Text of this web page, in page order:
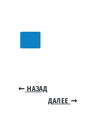
НАЗАД
ДАЛЕЕ